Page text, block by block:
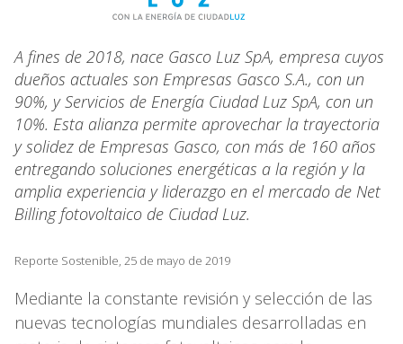
A fines de 2018, nace Gasco Luz SpA, empresa cuyos
dueños actuales son Empresas Gasco S.A., con un
90%, y Servicios de Energía Ciudad Luz SpA, con un
10%. Esta alianza permite aprovechar la trayectoria
y solidez de Empresas Gasco, con más de 160 años
entregando soluciones energéticas a la región y la
amplia experiencia y liderazgo en el mercado de Net
Billing fotovoltaico de Ciudad Luz.
Reporte Sostenible, 25 de mayo de 2019
Mediante la constante revisión y selección de las
nuevas tecnologías mundiales desarrolladas en